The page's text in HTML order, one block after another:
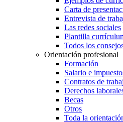
Carta de
Entrevista de
Las redes sociales
Plantilla
Todos los
Orientación profesional
Formación
Salario e
Contratos de
Derechos
Becas
Otros
Toda la